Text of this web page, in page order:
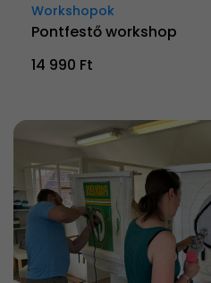
Workshopok
Pontfestő workshop
14 990 Ft